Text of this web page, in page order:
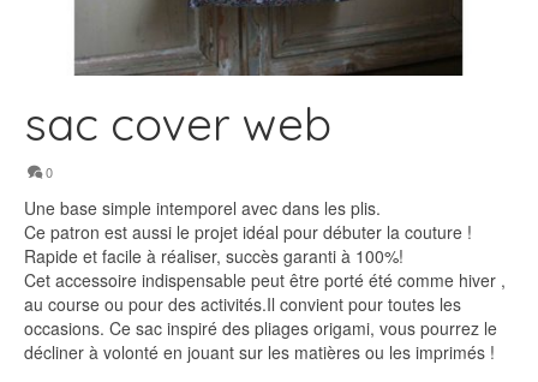
sac cover web
0
Une base simple intemporel avec dans les plis.
Ce patron est aussi le projet idéal pour débuter la couture !
Rapide et facile à réaliser, succès garanti à 100%!
Cet accessoire indispensable peut être porté été comme hiver ,
au course ou pour des activités.Il convient pour toutes les
occasions. Ce sac inspiré des pliages origami, vous pourrez le
décliner à volonté en jouant sur les matières ou les imprimés !